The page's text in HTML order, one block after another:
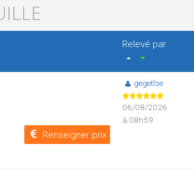
Relevé par
Renseigner prix
gegetlse
06/08/2026
à 08h59